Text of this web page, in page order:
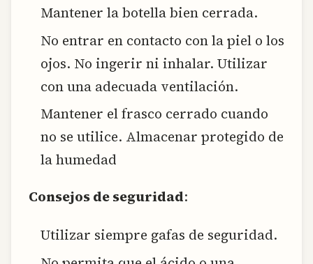
Mantener la botella bien cerrada.
No entrar en contacto con la piel o los
ojos. No ingerir ni inhalar. Utilizar
con una adecuada ventilación.
Mantener el frasco cerrado cuando
no se utilice. Almacenar protegido de
la humedad
Consejos de seguridad:
Utilizar siempre gafas de seguridad.